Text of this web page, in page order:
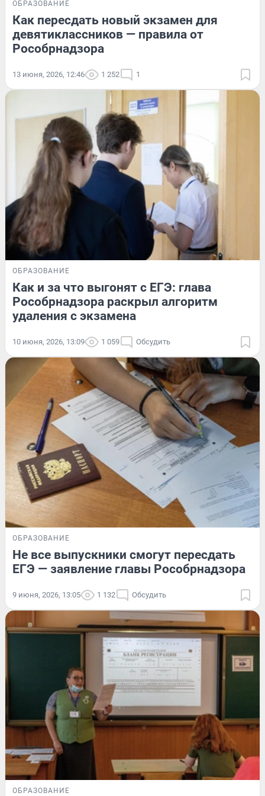
ОБРАЗОВАНИЕ
Как пересдать новый экзамен для
девятиклассников — правила от
Рособрнадзора
13 июня, 2026, 12:46 1 252 1
ОБРАЗОВАНИЕ
Как и за что выгонят с ЕГЭ: глава
Рособрнадзора раскрыл алгоритм
удаления с экзамена
10 июня, 2026, 13:09 1 059 Обсудить
ОБРАЗОВАНИЕ
Не все выпускники смогут пересдать
ЕГЭ — заявление главы Рособрнадзора
9 июня, 2026, 13:05 1 132 Обсудить
ОБРАЗОВАНИЕ